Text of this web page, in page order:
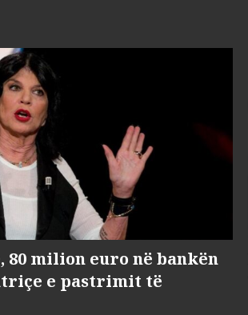
80 milion euro në bankën
e pastrimit të